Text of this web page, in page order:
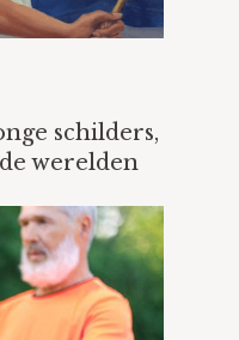
schilders,
werelden